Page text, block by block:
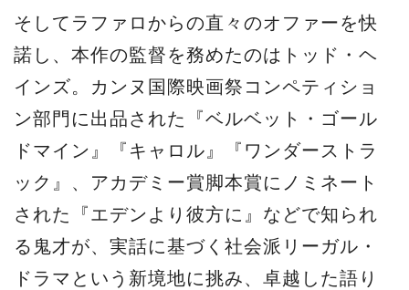
そしてラファロからの直々のオファーを快
諾し、本作の監督を務めたのはトッド・ヘ
インズ。カンヌ国際映画祭コンペティショ
ン部門に出品された『ベルベット・ゴール
ドマイン』『キャロル』『ワンダーストラ
ック』、アカデミー賞脚本賞にノミネート
された『エデンより彼方に』などで知られ
る鬼才が、実話に基づく社会派リーガル・
ドラマという新境地に挑み、卓越した語り